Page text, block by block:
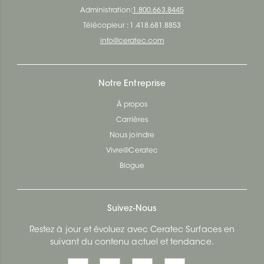
Administration: 1.800.663.8445
Télécopieur : 1.418.681.8853
info@ceratec.com
Notre Entreprise
À propos
Carrières
Nous joindre
Vivre@Ceratec
Blogue
Suivez-Nous
Restez à jour et évoluez avec Ceratec Surfaces en
suivant du contenu actuel et tendance.